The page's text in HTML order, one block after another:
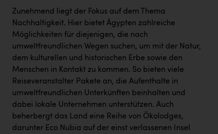
Zunehmend liegt der Fokus auf dem Thema
Nachhaltigkeit. Hier bietet Ägypten zahlreiche
Möglichkeiten für diejenigen, die nach
umweltfreundlichen Wegen suchen, um mit der Natur,
dem kulturellen und historischen Erbe sowie den
Menschen in Kontakt zu kommen. So bieten viele
Reiseveranstalter Pakete an, die Aufenthalte in
umweltfreundlichen Unterkünften beinhalten und
dabei lokale Unternehmen unterstützen. Auch
beherbergt das Land eine Reihe von Ökolodges,
darunter Eco Nubia auf der einst verlassenen Insel